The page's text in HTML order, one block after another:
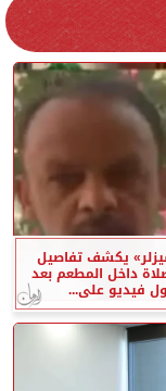
يكشف تفاصيل
داخل المطعم بعد
فيديو على...